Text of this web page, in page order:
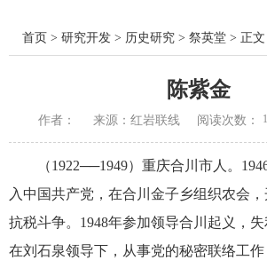
首页 > 研究开发> 历史研究> 祭英堂> 正文
陈紫金
作者： 来源：红岩联线 阅读次数：
（1922──1949）重庆合川市人。
入中国共产党，在合川金子乡组织农会，
抗税斗争。1948年参加领导合川起义，失
在刘石泉领导下，从事党的秘密联络工